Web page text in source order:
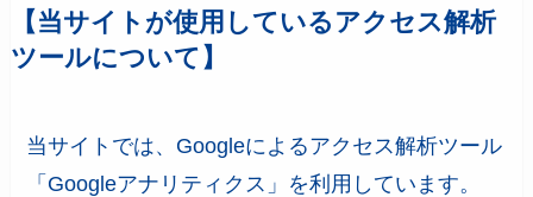
【当サイトが使用しているアクセス解析
ツールについて】
当サイトでは、Googleによるアクセス解析ツール
「Googleアナリティクス」を利用しています。